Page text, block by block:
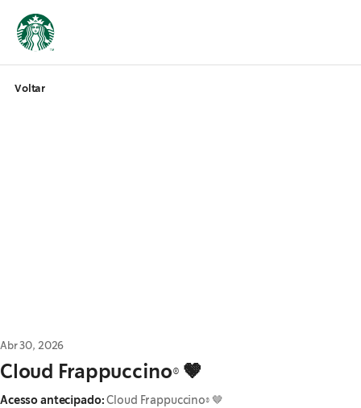
Voltar
Abr 30, 2026
Cloud Frappuccino® 🤎
Acesso antecipado:Cloud Frappuccino® 🤎